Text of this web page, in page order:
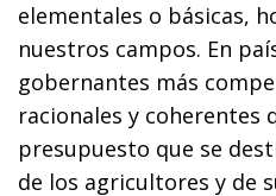
elementales o básicas,
nuestros campos. En
gobernantes más
racionales y coherentes
presupuesto que se
de los agricultores y de